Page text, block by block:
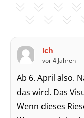
Ich
vor 4 Jahren
Ab 6. April also.
das wird. Das
Wenn dieses